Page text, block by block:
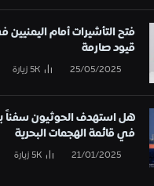
فتح التأشيرات أمام
قيود صارمة
25/05/2025
5Kزيارة
هل استهدف الحوثيون سفناً
في قائمة الهجمات البحرية
21/01/2025
5Kزيارة